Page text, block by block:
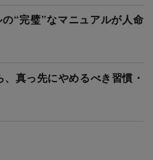
“完璧”なマニュアルが人命
、真っ先にやめるべき習慣・